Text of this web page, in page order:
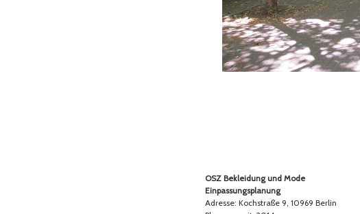
OSZ Bekleidung und Mode
Einpassungsplanung
Adresse: Kochstraße 9, 10969 Berlin